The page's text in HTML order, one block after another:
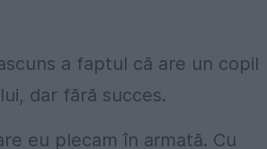
a faptul că are un copil
dar fără succes.
eu plecam în armată. Cu